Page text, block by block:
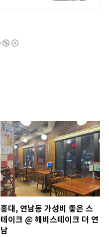
홍대, 연남동 가성비 좋은 스
테이크 @ 헤비스테이크 더 연
남